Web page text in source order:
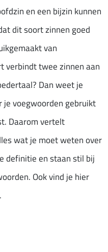
en een bijzin kunnen
dit soort zinnen goed
van
verbindt twee zinnen aan
Dan weet je
je voegwoorden gebruikt
Daarom vertelt
wat je moet weten over
definitie en staan stil bij
Ook vind je hier